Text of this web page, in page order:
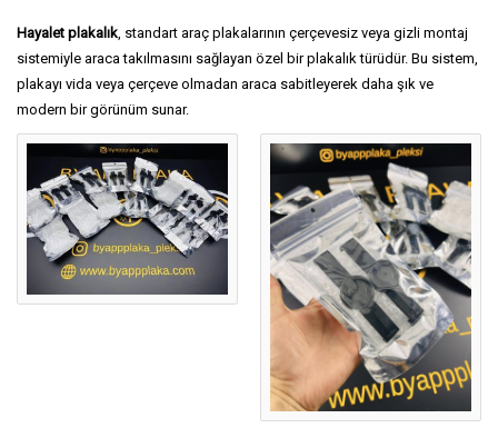
Hayalet plakalık, standart araç plakalarının çerçevesiz veya gizli montaj
sistemiyle araca takılmasını sağlayan özel bir plakalık türüdür. Bu sistem,
plakayı vida veya çerçeve olmadan araca sabitleyerek daha şık ve
modern bir görünüm sunar.